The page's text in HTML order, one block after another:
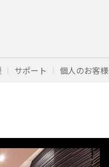
サポート 個人のお客様